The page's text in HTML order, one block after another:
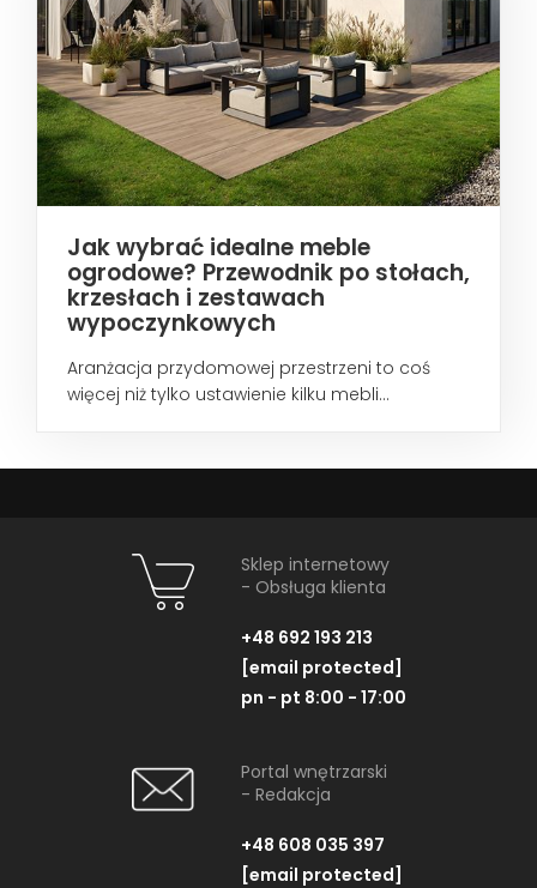
Jak wybrać idealne meble
ogrodowe? Przewodnik po stołach,
krzesłach i zestawach
wypoczynkowych
Aranżacja przydomowej przestrzeni to coś
więcej niż tylko ustawienie kilku mebli...
Sklep internetowy
- Obsługa klienta
+48 692 193 213
[email protected]
pn - pt 8:00 - 17:00
Portal wnętrzarski
- Redakcja
+48 608 035 397
[email protected]